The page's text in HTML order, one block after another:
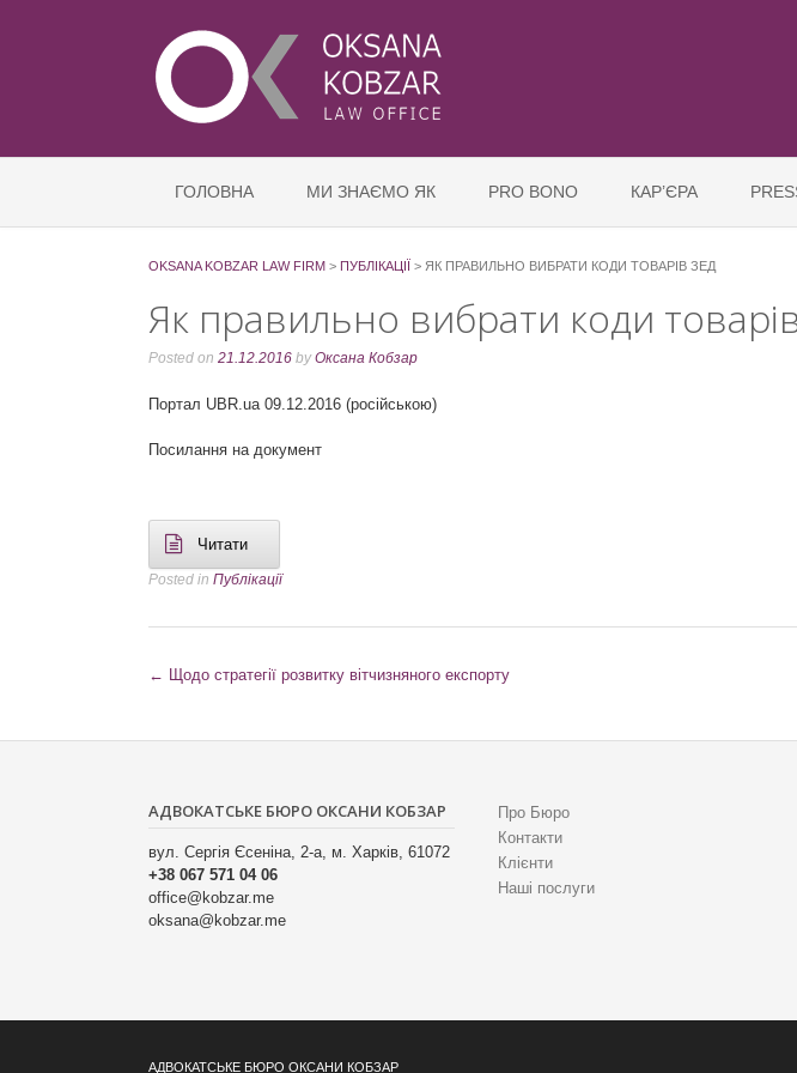
ГОЛОВНА МИ ЗНАЄМО ЯК PRO BONO КАР’ЄРА
OKSANA KOBZAR LAW FIRM > ПУБЛІКАЦІЇ > ЯК ПРАВИЛЬНО ВИБРАТИ КОДИ ТОВАРІВ ЗЕД
Як правильно вибрати коди
Posted on 21.12.2016 byОксана Кобзар
Портал UBR.ua 09.12.2016 (російською)
Посилання на документ
Читати
Posted in Публікації
P
t
n
a
v
a
← Щодо стратегії розвитку вітчизняного експорту
АДВОКАТСЬКЕ БЮРО ОКСАНИ КОБЗАР
вул. Сергія Єсеніна, 2-а, м. Харків, 61072
+38 067 571 04 06
office@kobzar.me
oksana@kobzar.me
Про Бюро
Контакти
Клієнти
Наші послуги
АДВОКАТСЬКЕ БЮРО ОКСАНИ КОБЗАР